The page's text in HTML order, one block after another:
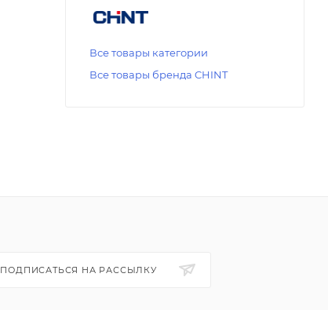
Все товары категории
Все товары бренда CHINT
ПОДПИСАТЬСЯ НА РАССЫЛКУ